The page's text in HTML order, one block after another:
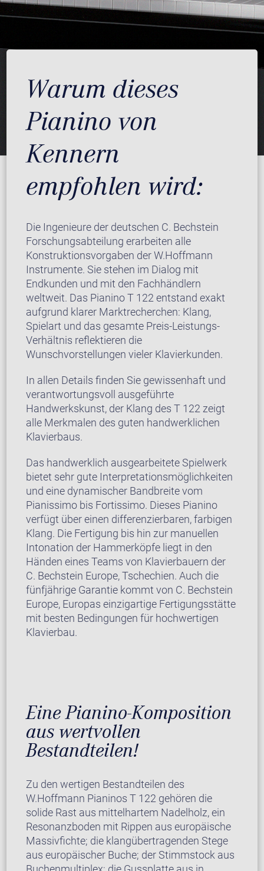
Warum dieses
Pianino von
Kennern
empfohlen wird:
Die Ingenieure der deutschen C. Bechstein
Forschungsabteilung erarbeiten alle
Konstruktionsvorgaben der W.Hoffmann
Instrumente. Sie stehen im Dialog mit
Endkunden und mit den Fachhändlern
weltweit. Das Pianino T 122 entstand exakt
aufgrund klarer Marktrecherchen: Klang,
Spielart und das gesamte Preis-Leistungs-
Verhältnis reflektieren die
Wunschvorstellungen vieler Klavierkunden.
In allen Details finden Sie gewissenhaft und
verantwortungsvoll ausgeführte
Handwerkskunst, der Klang des T 122 zeigt
alle Merkmalen des guten handwerklichen
Klavierbaus.
Das handwerklich ausgearbeitete Spielwerk
bietet sehr gute Interpretationsmöglichkeiten
und eine dynamischer Bandbreite vom
Pianissimo bis Fortissimo. Dieses Pianino
verfügt über einen differenzierbaren, farbigen
Klang. Die Fertigung bis hin zur manuellen
Intonation der Hammerköpfe liegt in den
Händen eines Teams von Klavierbauern der
C. Bechstein Europe, Tschechien. Auch die
fünfjährige Garantie kommt von C. Bechstein
Europe, Europas einzigartige Fertigungsstätte
mit besten Bedingungen für hochwertigen
Klavierbau.
Eine Pianino-Komposition
aus wertvollen
Bestandteilen!
Zu den wertigen Bestandteilen des
W.Hoffmann Pianinos T 122 gehören die
solide Rast aus mittelhartem Nadelholz, ein
Resonanzboden mit Rippen aus europäische
Massivfichte; die klangübertragenden Stege
aus europäischer Buche; der Stimmstock aus